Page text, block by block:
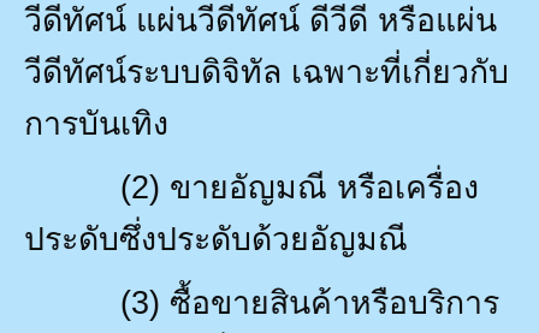
วีดีทัศน์ แผ่นวีดีทัศน์ ดีวีดี หรือแผ่น
วีดีทัศน์ระบบดิจิทัล เฉพาะที่เกี่ยวกับ
การบันเทิง
(2) ขายอัญมณี หรือเครื่อง
ประดับซึ่งประดับด้วยอัญมณี
(3) ซื้อขายสินค้าหรือบริการ